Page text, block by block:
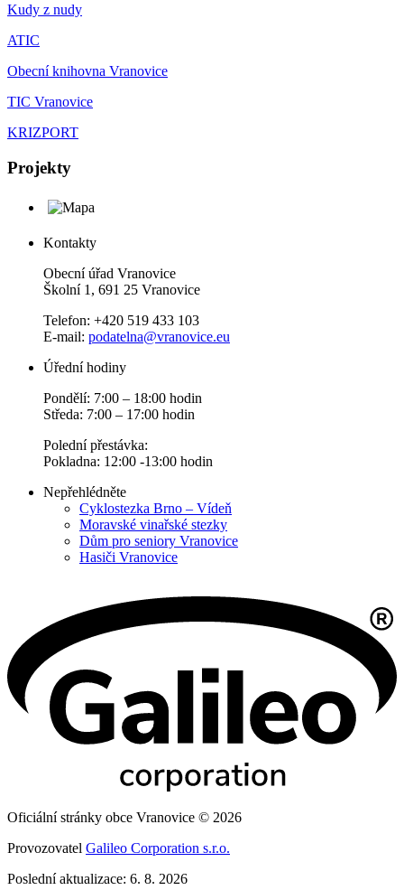
Kudy z nudy
ATIC
Obecní knihovna Vranovice
TIC Vranovice
KRIZPORT
Projekty
Kontakty
Obecní úřad Vranovice
Školní 1, 691 25 Vranovice
Telefon: +420 519 433 103
E-mail: podatelna@vranovice.eu
Úřední hodiny
Pondělí: 7:00 – 18:00 hodin
Středa: 7:00 – 17:00 hodin
Polední přestávka:
Pokladna: 12:00 -13:00 hodin
Nepřehlédněte
Cyklostezka Brno – Vídeň
Moravské vinařské stezky
Dům pro seniory Vranovice
Hasiči Vranovice
Oficiální stránky obce Vranovice © 2026
Provozovatel Galileo Corporation s.r.o.
Poslední aktualizace: 6. 8. 2026